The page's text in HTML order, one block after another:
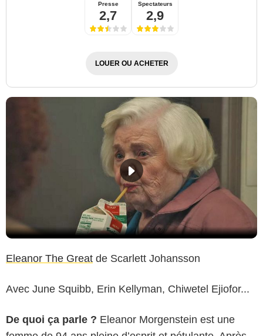
Presse
2,7
Spectateurs
2,9
LOUER OU ACHETER
Eleanor The Great de Scarlett Johansson
Avec June Squibb, Erin Kellyman, Chiwetel Ejiofor...
De quoi ça parle ? Eleanor Morgenstein est une